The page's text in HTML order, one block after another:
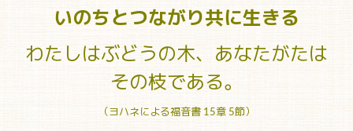
いのちとつながり共に生きる
わたしはぶどうの木、あなたがたは
その枝である。
（ヨハネによる福音書 15章 5節）